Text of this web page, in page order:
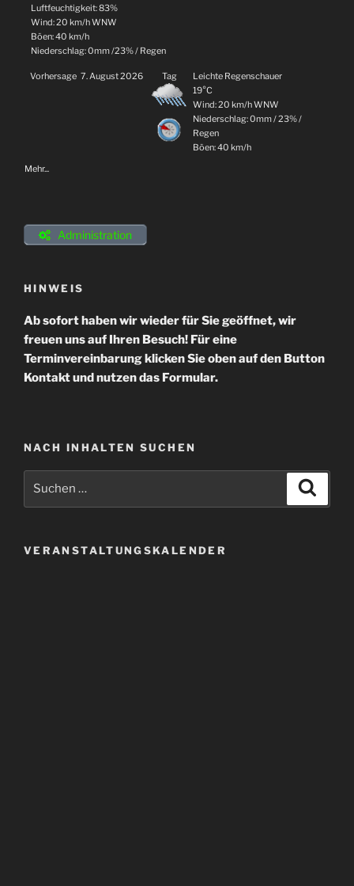
Luftfeuchtigkeit: 83%
Wind: 20 km/h WNW
Böen: 40 km/h
Niederschlag:0mm/23%/ Regen
Vorhersage 7. August 2026 Tag
Leichte Regenschauer
19°C
Wind: 20 km/h WNW
Niederschlag:0mm/23%/
Regen
Böen: 40 km/h
Mehr...
Administration
HINWEIS
Ab sofort haben wir wieder für Sie geöffnet, wir
freuen uns auf Ihren Besuch! Für eine
Terminvereinbarung klicken Sie oben auf den Button
Kontakt und nutzen das Formular.
NACH INHALTEN SUCHEN
VERANSTALTUNGSKALENDER